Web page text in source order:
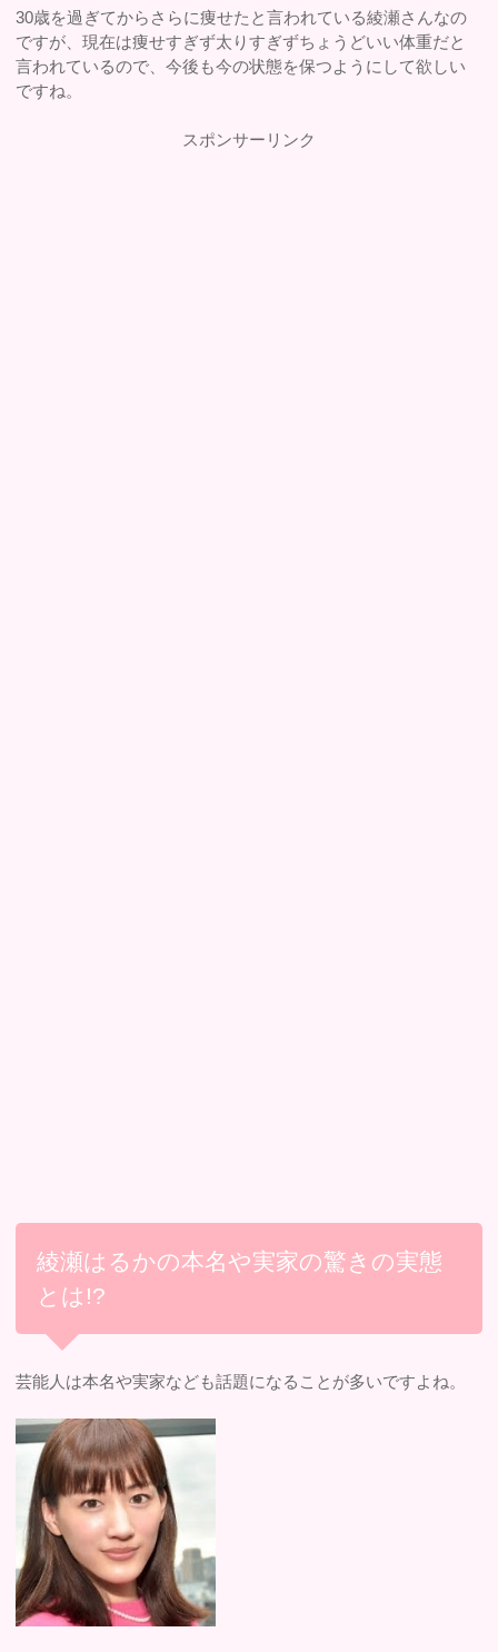
30歳を過ぎてからさらに痩せたと言われている綾瀬さんなの
ですが、現在は痩せすぎず太りすぎずちょうどいい体重だと
言われているので、今後も今の状態を保つようにして欲しい
ですね。
スポンサーリンク
綾瀬はるかの本名や実家の驚きの実態
とは!?
芸能人は本名や実家なども話題になることが多いですよね。